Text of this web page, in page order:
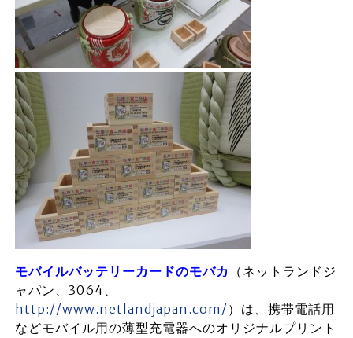
モバイルバッテリーカードのモバカ （ネットランドジ
ャパン、3064、
http://www.netlandjapan.com/ ）は、携帯電話用
などモバイル用の薄型充電器へのオリジナルプリント